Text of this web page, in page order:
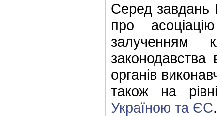
Серед завдань
про
залученням
законодавства
органів
також на
Україною та ЄС.